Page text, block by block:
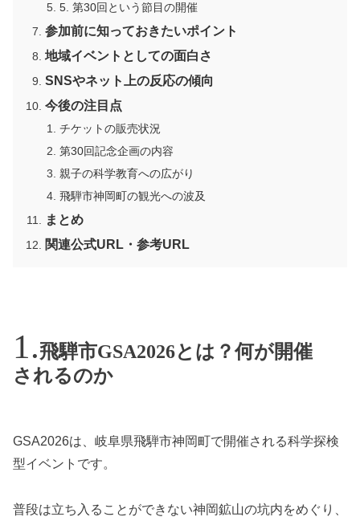
5. 第30回という節目の開催
参加前に知っておきたいポイント
地域イベントとしての面白さ
SNSやネット上の反応の傾向
今後の注目点
チケットの販売状況
第30回記念企画の内容
親子の科学教育への広がり
飛騨市神岡町の観光への波及
まとめ
関連公式URL・参考URL
飛騨市GSA2026とは？何が開催
されるのか
GSA2026は、岐阜県飛騨市神岡町で開催される科学探検
型イベントです。
普段は立ち入ることができない神岡鉱山の坑内をめぐり、